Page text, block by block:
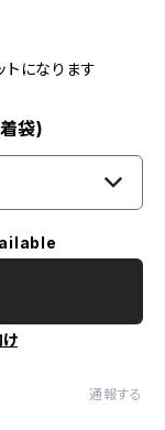
になります
袋)
通報する